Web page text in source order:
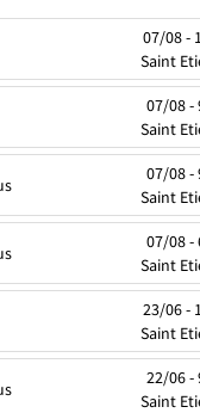
07/08 -
Saint
07/08 -
Saint
07/08 -
Saint
07/08 -
Saint
23/06 -
Saint
22/06 -
Saint